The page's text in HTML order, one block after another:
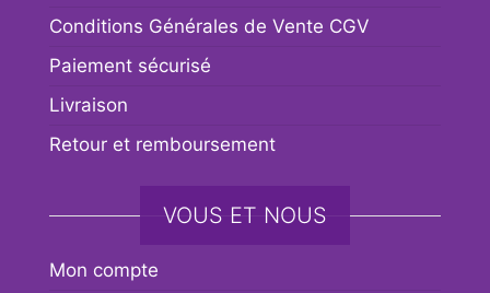
Conditions Générales de Vente CGV
Paiement sécurisé
Livraison
Retour et remboursement
VOUS ET NOUS
Mon compte